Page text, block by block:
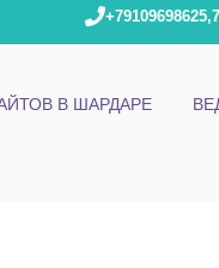
В ШАРДАРЕ